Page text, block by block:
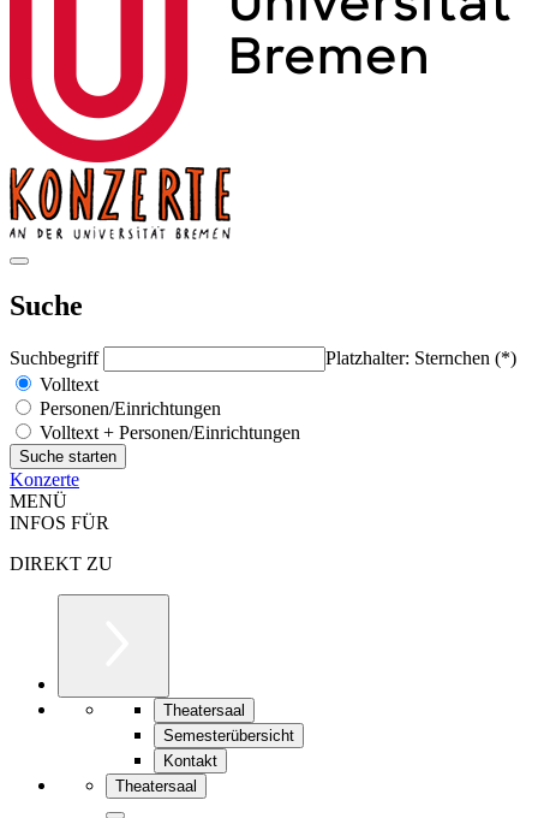
Suche
Suchbegriff
Platzhalter: Sternchen (*)
Volltext
Personen/Einrichtungen
Volltext + Personen/Einrichtungen
Konzerte
MENÜ
INFOS FÜR
DIREKT ZU
Theatersaal
Semesterübersicht
Kontakt
Theatersaal